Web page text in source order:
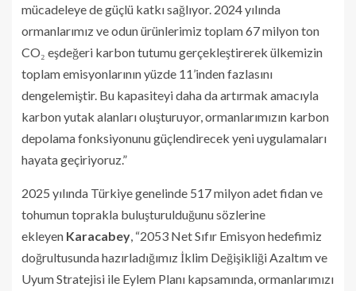
mücadeleye de güçlü katkı sağlıyor. 2024 yılında
ormanlarımız ve odun ürünlerimiz toplam 67 milyon ton
CO₂ eşdeğeri karbon tutumu gerçekleştirerek ülkemizin
toplam emisyonlarının yüzde 11’inden fazlasını
dengelemiştir. Bu kapasiteyi daha da artırmak amacıyla
karbon yutak alanları oluşturuyor, ormanlarımızın karbon
depolama fonksiyonunu güçlendirecek yeni uygulamaları
hayata geçiriyoruz.”
2025 yılında Türkiye genelinde 517 milyon adet fidan ve
tohumun toprakla buluşturulduğunu sözlerine
ekleyen Karacabey , “2053 Net Sıfır Emisyon hedefimiz
doğrultusunda hazırladığımız İklim Değişikliği Azaltım ve
Uyum Stratejisi ile Eylem Planı kapsamında, ormanlarımızı